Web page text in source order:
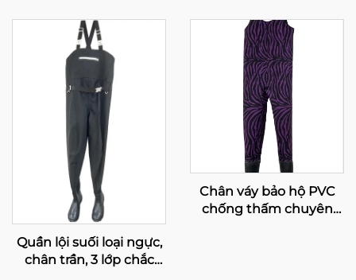
neoprene chống nước,
có tất chống nước,
chống thấm 100%
Cá Fly Chống Thấm
Nước, Quần Đi Biển Cao
Su Thoáng Khí Có Ủng
100% Chống Nước
Quần lội suối loại ngực,
chân trần, 3 lớp chắc
Chân váy bảo hộ PVC
chống thấm chuyên